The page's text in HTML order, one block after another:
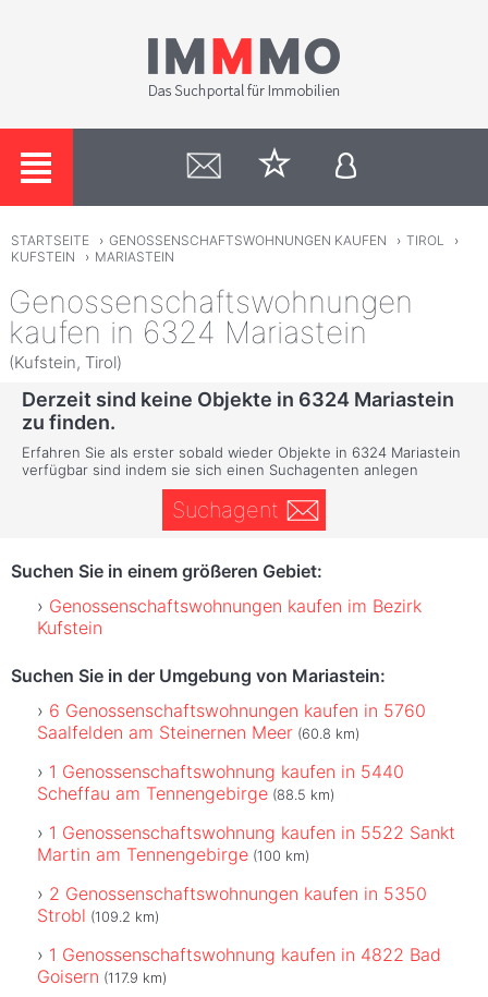
STARTSEITE › GENOSSENSCHAFTSWOHNUNGEN KAUFEN › TIROL
›
KUFSTEIN
› MARIASTEIN
Genossenschaftswohnungen
kaufen in 6324 Mariastein
(Kufstein, Tirol)
Derzeit sind keine Objekte in 6324 Mariastein
zu finden.
Erfahren Sie als erster sobald wieder Objekte in 6324 Mariastein
verfügbar sind indem sie sich einen Suchagenten anlegen
Suchagent
Suchen Sie in einem größeren Gebiet:
Genossenschaftswohnungen kaufen im Bezirk
Kufstein
Suchen Sie in der Umgebung von Mariastein:
6 Genossenschaftswohnungen kaufen in 5760
Saalfelden am Steinernen Meer (60.8 km)
1 Genossenschaftswohnung kaufen in 5440
Scheffau am Tennengebirge (88.5 km)
1 Genossenschaftswohnung kaufen in 5522 Sankt
Martin am Tennengebirge (100 km)
2 Genossenschaftswohnungen kaufen in 5350
Strobl (109.2 km)
1 Genossenschaftswohnung kaufen in 4822 Bad
Goisern (117.9 km)